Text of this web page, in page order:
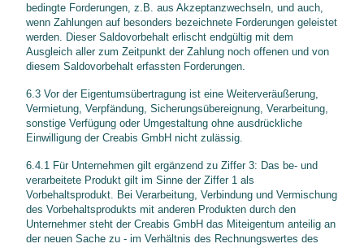
bedingte Forderungen, z.B. aus Akzeptanzwechseln, und auch,
wenn Zahlungen auf besonders bezeichnete Forderungen geleistet
werden. Dieser Saldovorbehalt erlischt endgültig mit dem
Ausgleich aller zum Zeitpunkt der Zahlung noch offenen und von
diesem Saldovorbehalt erfassten Forderungen.
6.3 Vor der Eigentumsübertragung ist eine Weiterveräußerung,
Vermietung, Verpfändung, Sicherungsübereignung, Verarbeitung,
sonstige Verfügung oder Umgestaltung ohne ausdrückliche
Einwilligung der Creabis GmbH nicht zulässig.
6.4.1 Für Unternehmen gilt ergänzend zu Ziffer 3: Das be- und
verarbeitete Produkt gilt im Sinne der Ziffer 1 als
Vorbehaltsprodukt. Bei Verarbeitung, Verbindung und Vermischung
des Vorbehaltsprodukts mit anderen Produkten durch den
Unternehmer steht der Creabis GmbH das Miteigentum anteilig an
der neuen Sache zu - im Verhältnis des Rechnungswertes des